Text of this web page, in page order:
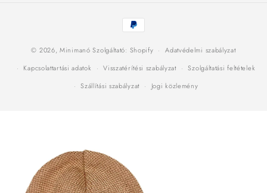
Fizetési
módok
© 2026,Minimanó Szolgáltató: Shopify
Adatvédelmi szabályzat
Kapcsolattartási adatok
Visszatérítési szabályzat
Szolgáltatási feltételek
Szállítási szabályzat
Jogi közlemény